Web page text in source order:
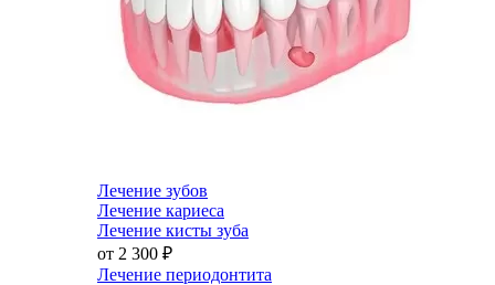
Лечение зубов
Лечение кариеса
Лечение кисты зуба
от 2 300 ₽
Лечение периодонтита